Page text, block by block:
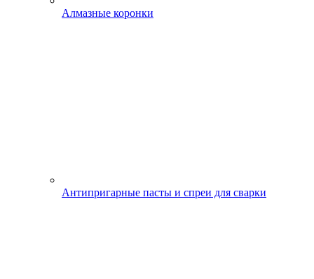
Алмазные коронки
Антипригарные пасты и спреи для сварки